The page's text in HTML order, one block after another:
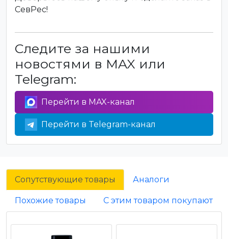
СевРес!
Следите за нашими
новостями в MAX или
Telegram:
Перейти в MAX-канал
Перейти в Telegram-канал
Сопутствующие товары Аналоги
Похожие товары С этим товаром покупают